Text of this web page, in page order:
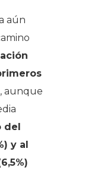
aún
, aunque
del
y al